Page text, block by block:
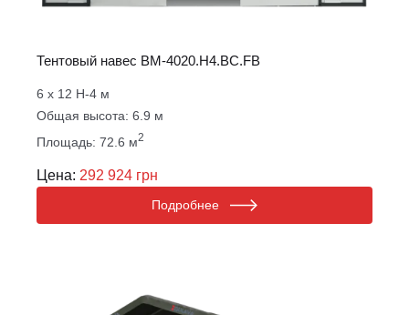
Тентовый навес ВM-4020.Н4.BС.FB
6 х 12 Н-4 м
Общая высота: 6.9 м
Площадь: 72.6 м2
Цена: 292 924 грн
Подробнее